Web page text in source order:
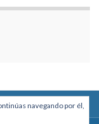
navegando por él,